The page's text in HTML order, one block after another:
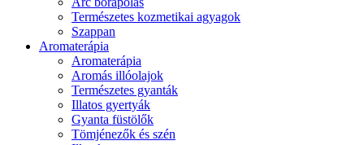
Természetes kozmetikai agyagok
Szappan
Aromaterápia
Aromaterápia
Aromás illóolajok
Természetes gyanták
Illatos gyertyák
Gyanta füstölők
Tömjénezők és szén